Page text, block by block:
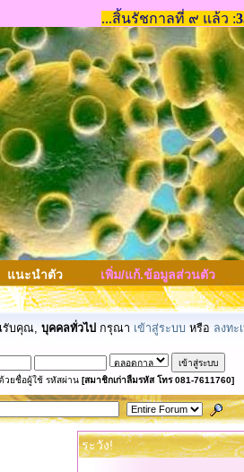
แนะนำตัว เพิ่ม/แก้.ข้อมูลส่วนตัว
รับคุณ, บุคคลทั่วไป กรุณา เข้าสู่ระบบ หรือ ลงทะ
วยชื่อผู้ใช้ รหัสผ่าน [สมาชิกเก่าลืมรหัส โทร 081-7611760]
ระวัง!